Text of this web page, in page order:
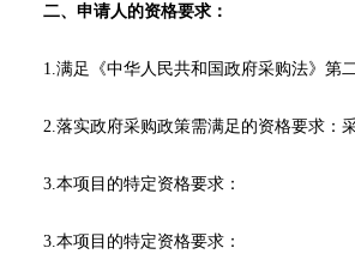
二、申请人的资格要求：
1.满足《中华人民共和国政府采购法》第
2.落实政府采购政策需满足的资格要求：
3.本项目的特定资格要求：
3.本项目的特定资格要求：